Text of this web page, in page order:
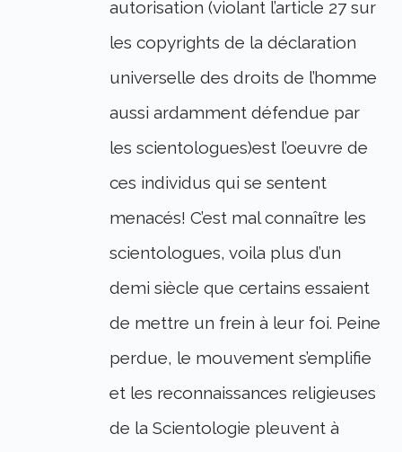
autorisation (violant l’article 27 sur
les copyrights de la déclaration
universelle des droits de l’homme
aussi ardamment défendue par
les scientologues)est l’oeuvre de
ces individus qui se sentent
menacés! C’est mal connaître les
scientologues, voila plus d’un
demi siècle que certains essaient
de mettre un frein à leur foi. Peine
perdue, le mouvement s’emplifie
et les reconnaissances religieuses
de la Scientologie pleuvent à